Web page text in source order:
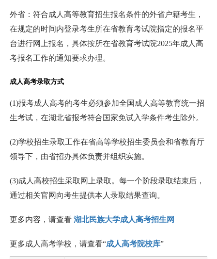
外省：符合成人高等教育招生报名条件的外省户籍考生，
在规定的时间内登录考生所在省教育考试院指定的报名平
台进行网上报名，具体按所在省教育考试院2025年成人高
考报名工作的通知要求办理。
成人高考录取方式
(1)报考成人高考的考生必须参加全国成人高等教育统一招
生考试，在湖北省报考符合国家免试入学条件考生除外。
(2)学校招生录取工作在省高等学校招生委员会和省教育厅
领导下，由省招办具体负责并组织实施。
(3)成人高校招生采取网上录取。每一个阶段录取结束后，
通过相关官网向考生提供本人录取结果查询。
更多内容，请查看 湖北民族大学成人高考招生网
更多成人高考学校，请查看“成人高考院校库”